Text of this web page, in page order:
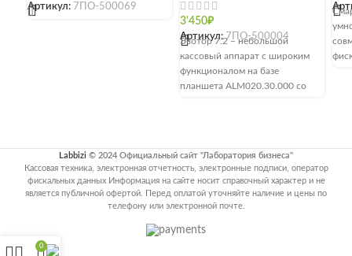
Артикул: 7ПО-500069
[]
3'450₽
Артикул:7ПО-500004
Эвотор 7.2 – небольшой
кассовый аппарат с широким
функционалом на базе
планшета ALM020.30.000 со
Labbizi © 2024 Официальный сайт "Лаборатория бизнеса"
Кассовая техника, электронная отчетность, электронные подписи, оператор
фискальных данных Информация на сайте носит справочный характер и не
является публичной офертой. Перед оплатой уточняйте наличие и цены по
телефону или электронной почте.
0